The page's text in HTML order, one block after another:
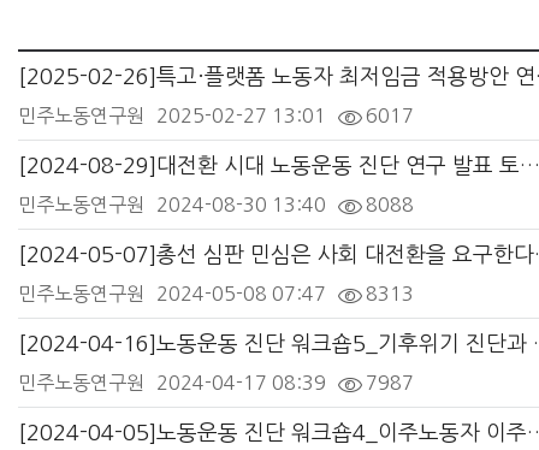
[2025-
민주노동연구원 2025-02-27 13:01 6017
[2024-08-29]대전환 시대 노동운동 진단 연구 발표 토론회
민주노동연구원 2024-08-30 13:40 8088
[2024-
민주노동연구원 2024-05-08 07:47 8313
[2024-
민주노동연구원 2024-04-17 08:39 7987
[2024-04-05]노동운동 진단